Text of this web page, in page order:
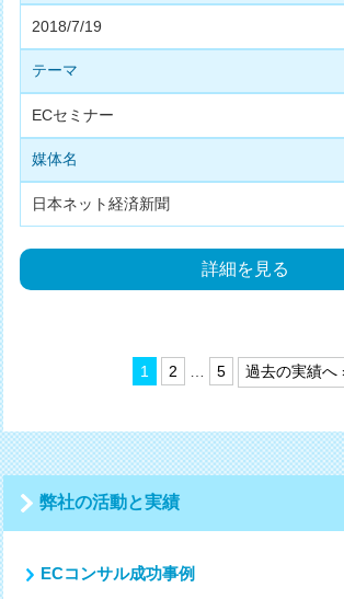
2018/7/19
テーマ
ECセミナー
媒体名
日本ネット経済新聞
詳細を見る
投
稿
の
ペ
ー
ジ
送
り
1 2 5 過去の実績へ
弊社の活動と実績
ECコンサル成功事例